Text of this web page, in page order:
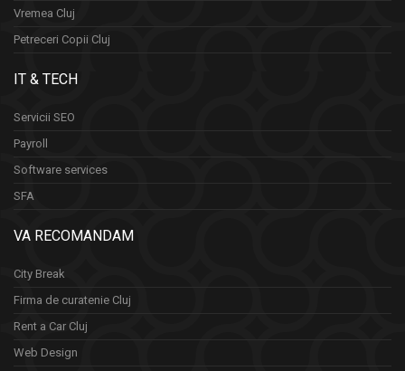
Vremea Cluj
Petreceri Copii Cluj
IT & TECH
Servicii SEO
Payroll
Software services
SFA
VA RECOMANDAM
City Break
Firma de curatenie Cluj
Rent a Car Cluj
Web Design